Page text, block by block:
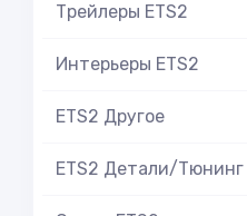
Трейлеры ETS2
Интерьеры ETS2
ETS2 Другое
ETS2 Детали/Тюнинг